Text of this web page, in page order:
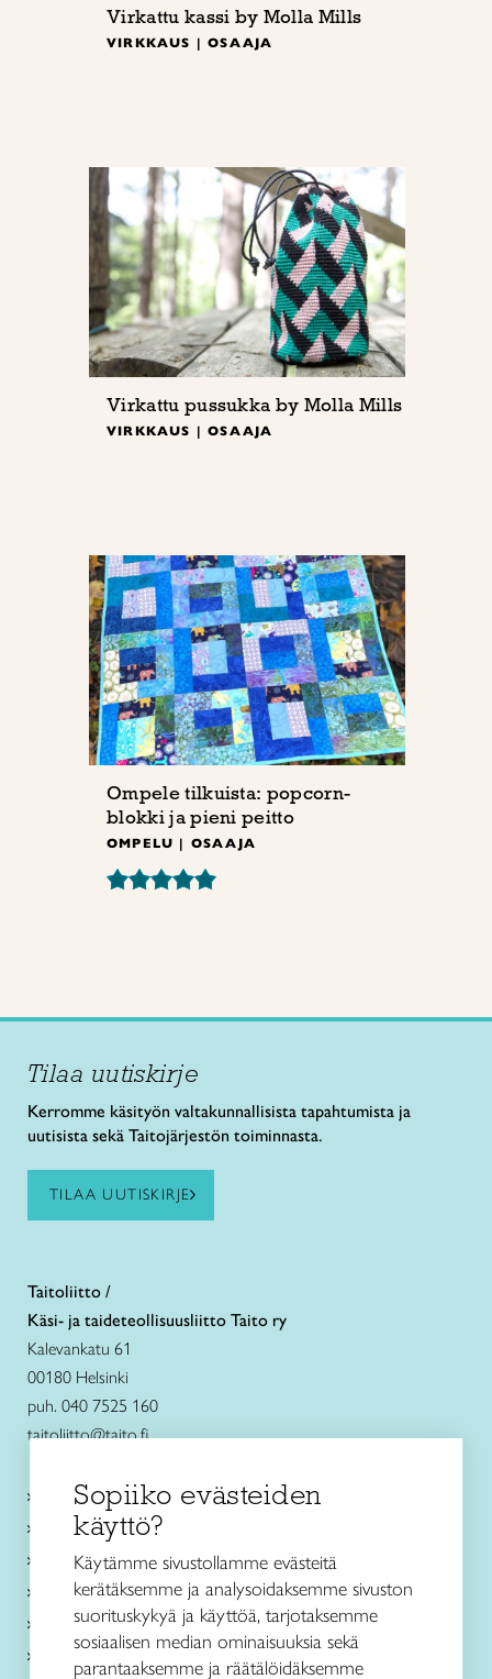
Virkattu kassi by Molla Mills
VIRKKAUS | OSAAJA
Virkattu pussukka by Molla Mills
VIRKKAUS | OSAAJA
Ompele tilkuista: popcorn-
blokki ja pieni peitto
OMPELU | OSAAJA
Tilaa uutiskirje
Kerromme käsityön valtakunnallisista tapahtumista ja
uutisista sekä Taitojärjestön toiminnasta.
TILAA UUTISKIRJE
Taitoliitto /
Käsi- ja taideteollisuusliitto Taito ry
Kalevankatu 61
00180 Helsinki
puh. 040 7525 160
taitoliitto@taito.fi
Käsityökurssit ja koulutus
Ajankohtaista
Käsityöohjeet
Me olemme Taito
Paikallinen toiminta
Verkkokaupat
Sopiiko evästeiden
käyttö?
Käytämme sivustollamme evästeitä
kerätäksemme ja analysoidaksemme sivuston
suorituskykyä ja käyttöä, tarjotaksemme
sosiaalisen median ominaisuuksia sekä
parantaaksemme ja räätälöidäksemme